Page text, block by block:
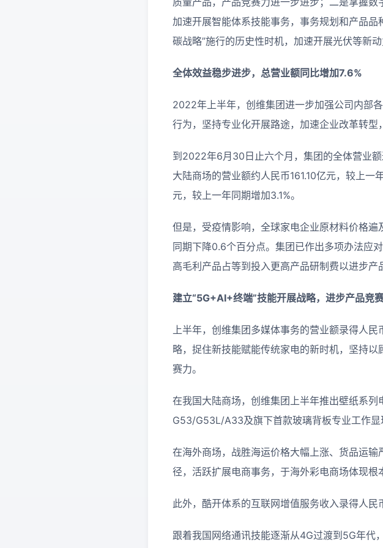
加速开展智能体系技能事务，事务规划和产品
碳战略”施行的历史性时机，加速开展光伏等新
全体效益稳步进步，总营业额同比增加7.6%
2022年上半年，创维集团进一步加强公司内部
行为，坚持专业化开展路途，加速企业改革转型
到2022年6月30日止六个月，集团的全体营业
大陆商场的营业额约人民币161.10亿元，较上
元，较上一年同期增加3.1%。
但是，受疫情影响，全球家电企业原材料价格
同期下降0.6个百分点。集团已作出多项办法应
高毛利产品占等到投入更高产品研制费以进步产
建立“5G+AI+终端”技能开展战略，进步产品竞
上半年，创维集团多媒体事务的营业额录得人民
略，捉住新技能赋能传统家电的新时机，坚持
赛力。
在我国大陆商场，创维集团上半年推出壁纸系
G53/G53L/A33及旗下首款玻璃背板专业工作显
在海外商场，战胜海运价格大幅上涨、货品运
径，活跃扩展电商事务，于海外彩电商场体现根
此外，酷开体系的互联网增值服务收入录得人民
跟着我国网络通讯技能逐渐从4G过渡到5G年